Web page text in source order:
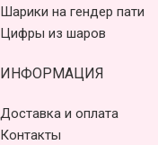
Шарики на гендер пати
Цифры из шаров
ИНФОРМАЦИЯ
Доставка и оплата
Контакты